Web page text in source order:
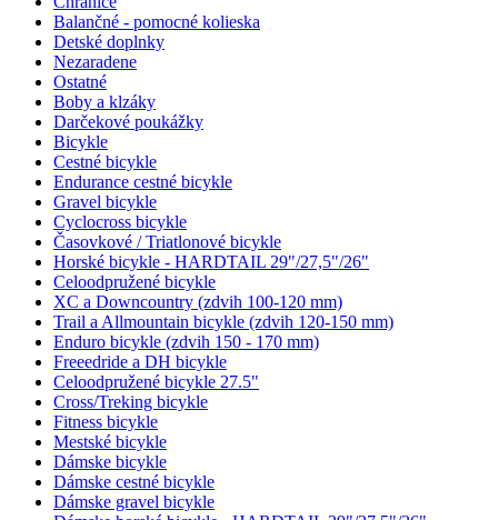
Balančné - pomocné kolieska
Detské doplnky
Nezaradene
Ostatné
Boby a klzáky
Darčekové poukážky
Bicykle
Cestné bicykle
Endurance cestné bicykle
Gravel bicykle
Cyclocross bicykle
Časovkové / Triatlonové bicykle
Horské bicykle - HARDTAIL 29"/27,5"/26"
Celoodpružené bicykle
XC a Downcountry (zdvih 100-120 mm)
Trail a Allmountain bicykle (zdvih 120-150 mm)
Enduro bicykle (zdvih 150 - 170 mm)
Freeedride a DH bicykle
Celoodpružené bicykle 27.5"
Cross/Treking bicykle
Fitness bicykle
Mestské bicykle
Dámske bicykle
Dámske cestné bicykle
Dámske gravel bicykle